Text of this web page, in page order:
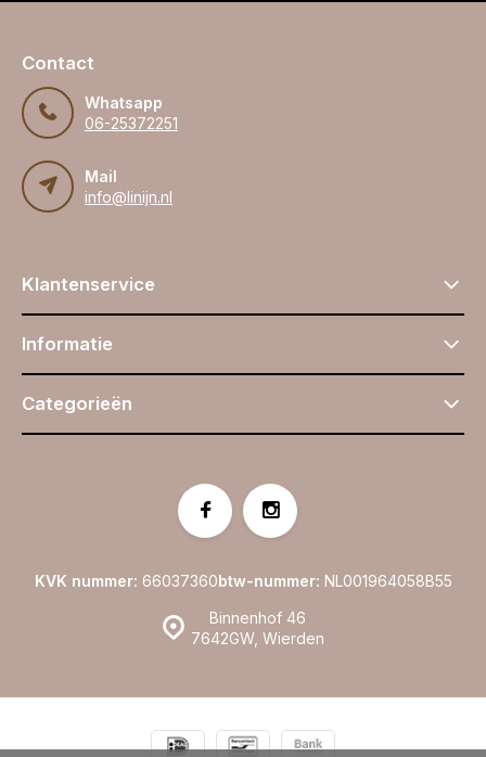
Contact
Whatsapp
06-25372251
Mail
info@linijn.nl
Klantenservice
Informatie
Categorieën
Binnenhof 46
7642GW, Wierden
KVK nummer: 66037360btw-nummer: NL001964058B55